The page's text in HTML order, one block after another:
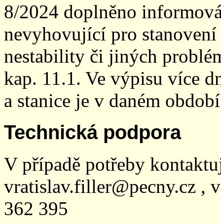
8/2024 doplněno
nevyhovující pro
nestability či jiných
kap. 11.1. Ve výpisu více
a stanice je v daném
Technická podpora
V případě potřeby
vratislav.filler@pecny.cz ,
362 395